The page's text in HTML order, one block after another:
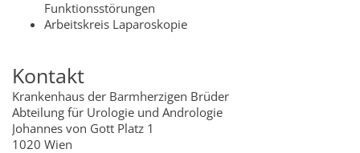
Funktionsstörungen
Arbeitskreis Laparoskopie
Kontakt
Krankenhaus der Barmherzigen Brüder
Abteilung für Urologie und Andrologie
Johannes von Gott Platz 1
1020 Wien